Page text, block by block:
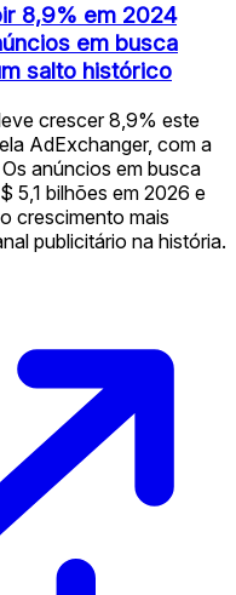
8,9% em 2024
em busca
salto histórico
crescer 8,9% este
AdExchanger, com a
anúncios em busca
5,1 bilhões em 2026 e
crescimento mais
publicitário na história.